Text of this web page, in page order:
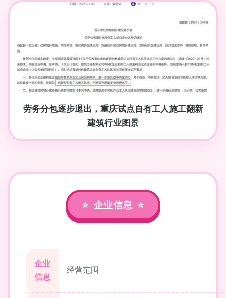
劳务分包逐步退出，重庆试点自有工人施工翻新
建筑行业图景
企业信息
企业
信息
经营范围